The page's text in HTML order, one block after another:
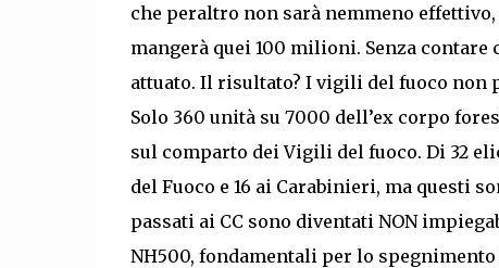
che peraltro non sarà nemmeno
mangerà quei 100 milioni. Senza
attuato. Il risultato? I vigili del fuoco non
Solo 360 unità su 7000 dell’ex corpo
sul comparto dei Vigili del fuoco. Di 32
del Fuoco e 16 ai Carabinieri, ma questi
passati ai CC sono diventati NON
NH500, fondamentali per lo